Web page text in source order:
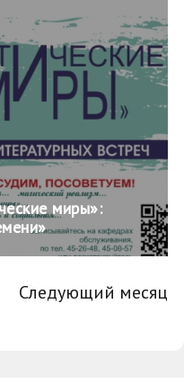
миры»:
Следующий месяц